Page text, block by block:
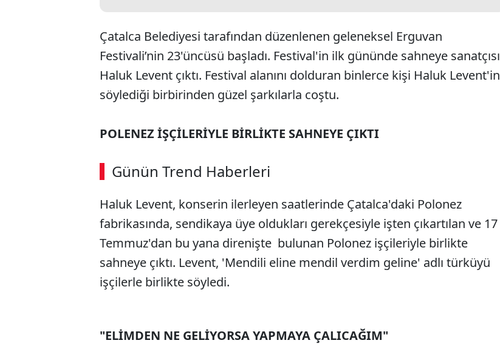
Çatalca Belediyesi tarafından düzenlenen geleneksel Erguvan
Festivali’nin 23'üncüsü başladı. Festival'in ilk gününde sahneye sanatçısı
Haluk Levent çıktı. Festival alanını dolduran binlerce kişi Haluk Levent'in
söylediği birbirinden güzel şarkılarla coştu.
POLENEZ İŞÇİLERİYLE BİRLİKTE SAHNEYE ÇIKTI
Günün Trend Haberleri
Haluk Levent, konserin ilerleyen saatlerinde Çatalca'daki Polonez
fabrikasında, sendikaya üye oldukları gerekçesiyle işten çıkartılan ve 17
Temmuz'dan bu yana direnişte bulunan Polonez işçileriyle birlikte
sahneye çıktı. Levent, 'Mendili eline mendil verdim geline' adlı türküyü
işçilerle birlikte söyledi.
"ELİMDEN NE GELİYORSA YAPMAYA ÇALICAĞIM"